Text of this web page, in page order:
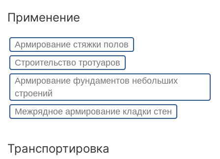
Применение
Армирование стяжки полов
Строительство тротуаров
Армирование фундаментов небольших
строений
Межрядное армирование кладки стен
Транспортировка